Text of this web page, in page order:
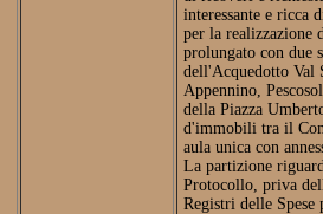
interessante e ricca
per la realizzazione
prolungato con due
dell'Acquedotto Val
Appennino,
della Piazza
d'immobili tra il
aula unica con
La partizione
Protocollo, priva
Registri delle Spese